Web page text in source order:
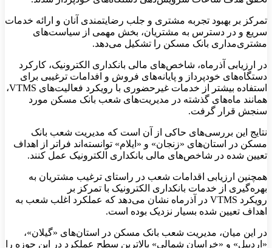
تمرکز بر بهبود تجربه مشتری و جلب رضایتمندی آنان و ارائه خدمات
سریع و در دسترس به مشتریان، بخش مهمی از سیاست‌های
مشتری‌مداری بانک مسکن را تشکیل می‌دهد.
در ارزیابی آذرماه، شاخص‌های مالی بانکداری الکترونیک، کارکرد
دستگاه‌های خودپرداز و پایانه‌های فروش و افدامات ترغیبی برای
استفاده بیشتر از خدمات غیرحضوری با رویکرد فعالیت‌های VTMS،
همانند ماه‌های گذشته در مدیریت‌های شعب بانک مسکن مورد
سنجش قرار گرفت.
نتایج این بررسی‌های حاکی از آن است که مدیریت شعب بانک
مسکن در استان‌های «زنجان» و «ایلام» توانسته‌اند فراتر از اهداف
تعیین شده در شاخص‌های مالی بانکداری الکترونیک عمل کنند.
همچنین ارزیابی اقدامات شعب در راستای ترغیب مشتریان به
بهره‌گیری از خدمات بانکداری الکترونیک با تمرکز بر
رویکرد VTMS در آذرماه نشان می‌دهد که عملکرد اغلب شعب به
اهداف تعیین شده بسیار نزدیک بوده است.
در این میان، مدیریت شعب بانک مسکن در استان‌های «گیلان»،
«اردبیل» و «خراسان شمالی» بالاترین سطح عملکرد در این حوزه را